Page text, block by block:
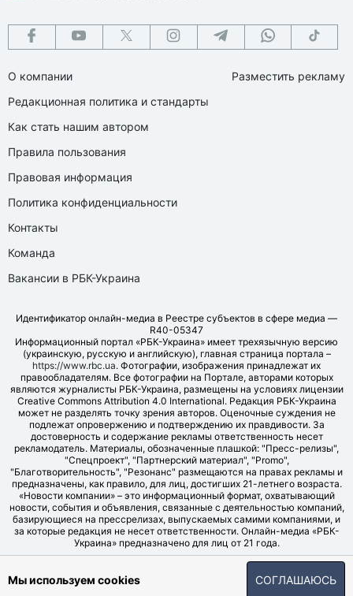
О компании
Редакционная политика и стандарты
Как стать нашим автором
Правила пользования
Правовая информация
Политика конфиденциальности
Контакты
Команда
Вакансии в РБК-Украина
Разместить рекламу
Идентификатор онлайн-медиа в Реестре субъектов в сфере медиа —
R40-05347
Информационный портал «РБК-Украина» имеет трехязычную версию
(украинскую, русскую и английскую), главная страница портала –
https://www.rbc.ua. Фотографии, изображения принадлежат их
правообладателям. Все фотографии на Портале, авторами которых
являются журналисты РБК-Украина, размещены на условиях лицензии
Creative Commons Attribution 4.0 International. Редакция РБК-Украина
может не разделять точку зрения авторов. Оценочные суждения не
подлежат опровержению и подтверждению их правдивости. За
достоверность и содержание рекламы ответственность несет
рекламодатель. Материалы, обозначенные плашкой: "Пресс-релизы",
"Спецпроект", "Партнерский материал", "Promo",
"Благотворительность", "Резонанс" размещаются на правах рекламы и
предназначены, как правило, для лиц, достигших 21-летнего возраста.
«Новости компании» – это информационный формат, охватывающий
новости, события и объявления, связанные с деятельностью компаний,
базирующиеся на прессрелизах, выпускаемых самими компаниями, и
за которые редакция не несет ответственности. Онлайн-медиа «РБК-
Украина» предназначено для лиц от 21 года.
© LLC "UBT MEDIA", 2006-2026.
Мы используем cookies СОГЛАШАЮСЬ